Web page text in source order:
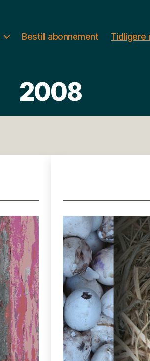
Bestill abonnement Tidligere
2008